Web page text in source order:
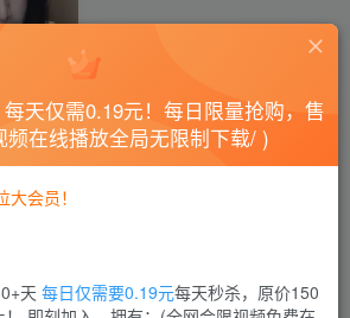
原版无
天仅需0.19元！每日限量抢购，售
频在线播放全局无限制下载/ )
会员！
天 每日仅需要0.19元每天秒杀，原价150